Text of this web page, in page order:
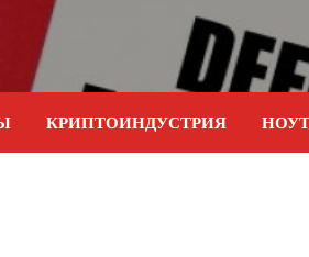
КРИПТОИНДУСТРИЯ